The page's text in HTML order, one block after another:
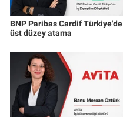
BNP Paribas Cardif Türkiye'de
üst düzey atama